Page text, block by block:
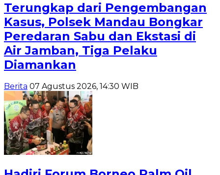
Terungkap dari Pengembangan
Kasus, Polsek Mandau Bongkar
Peredaran Sabu dan Ekstasi di
Air Jamban, Tiga Pelaku
Diamankan
Berita 07 Agustus 2026, 14:30 WIB